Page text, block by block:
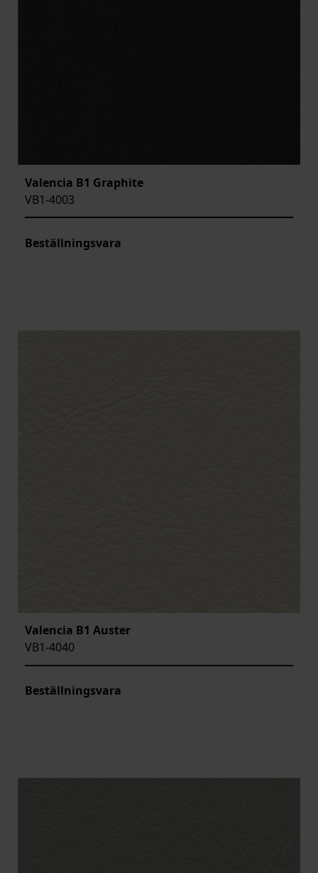
Valencia B1 Graphite
VB1-4003
Beställningsvara
Valencia B1 Auster
VB1-4040
Beställningsvara